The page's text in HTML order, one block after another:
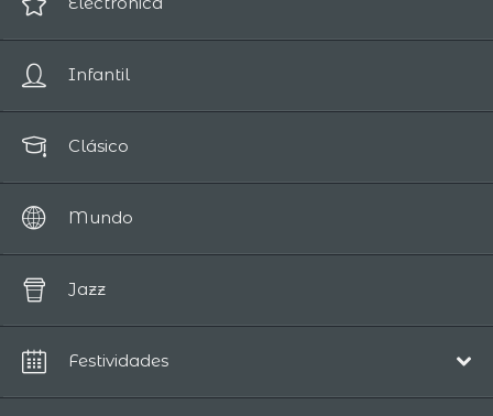
Suspense / Horror
Infantil
Clásico
Mundo
Jazz
Festividades